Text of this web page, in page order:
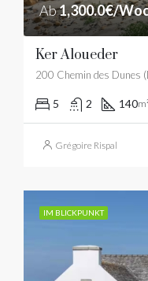
Ab1,300.0€/
Ker Aloueder
200 Chemin des Dunes
5 2 140
Grégoire Rispal
IM BLICKPUNKT